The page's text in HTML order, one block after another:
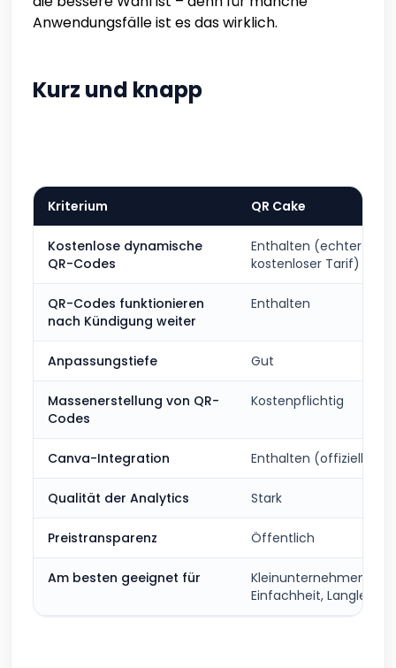
Anwendungsfälle ist es das wirklich.
Kurz und knapp
Kriterium QR Cake
Kostenlose dynamische
QR-Codes
Enthalten (echter
kostenloser Tarif)
QR-Codes funktionieren
nach Kündigung weiter
Enthalten
Anpassungstiefe Gut
Massenerstellung von QR-
Codes
Kostenpflichtig
Canva-Integration Enthalten (offizielle
Qualität der Analytics Stark
Preistransparenz Öffentlich
Am besten geeignet für
Kleinunternehmen,
Einfachheit,